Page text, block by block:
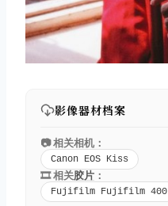
影像器材档案
📷 相关相机：
Canon EOS Kiss
🎞️ 相关胶片 ：
Fujifilm Fujifilm 400